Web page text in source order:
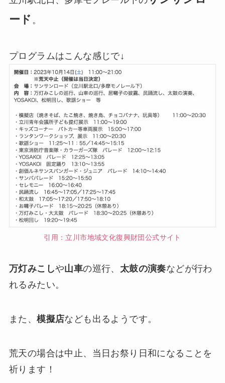
ード 。
プログラムはこんな感じで↓
引用：立川市地域文化復興財団公式サイト
万灯みこしや山車の巡行、 太鼓の演奏などが行わ
れるみたい。
また、模擬店なども出るようです。
荒天の場合は中止、当日お祭り日和になることを
祈ります！